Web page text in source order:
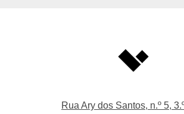
Rua Ary dos Santos, n.º 5,